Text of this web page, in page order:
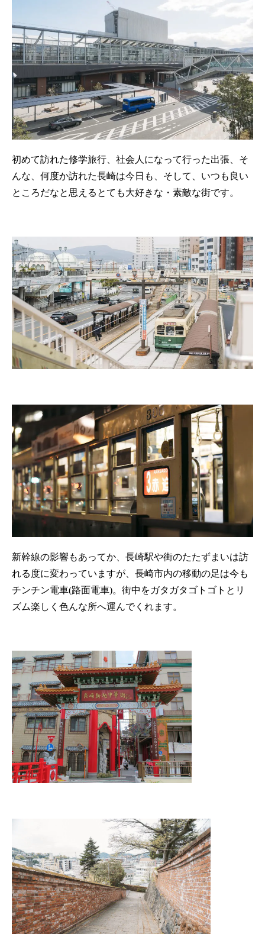
初めて訪れた修学旅行、社会人になって行った出張、そ
んな、何度か訪れた長崎は今日も、そして、いつも良い
ところだなと思えるとても大好きな・素敵な街です。
新幹線の影響もあってか、長崎駅や街のたたずまいは訪
れる度に変わっていますが、長崎市内の移動の足は今も
チンチン電車(路面電車)。街中をガタガタゴトゴトとリ
ズム楽しく色んな所へ運んでくれます。